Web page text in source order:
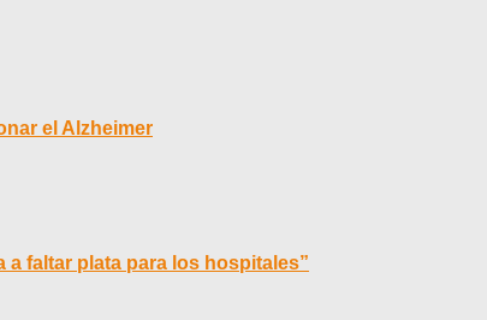
el Alzheimer
faltar plata para los hospitales”